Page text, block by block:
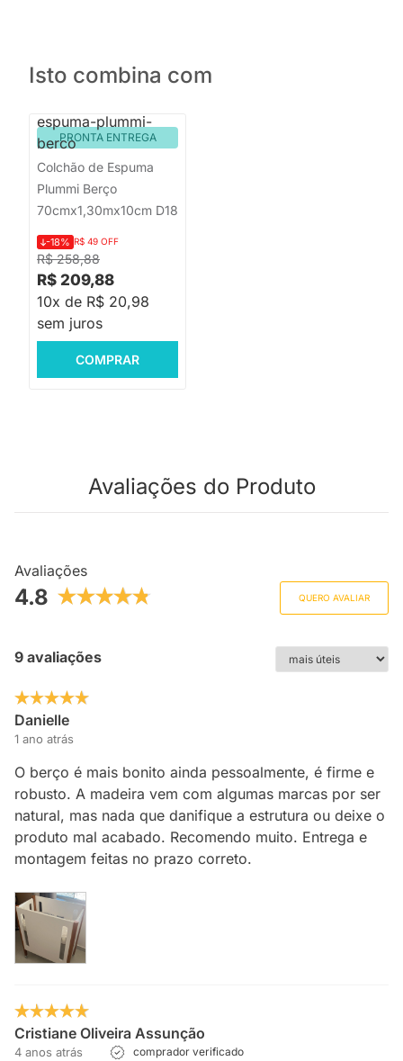
Isto combina com
PRONTA ENTREGA
Colchão de Espuma
Plummi Berço
70cmx1,30mx10cm D18
R$ 258,88
-18% R$ 49 OFF
R$ 209,88
10x de R$ 20,98
sem juros
COMPRAR
Avaliações do Produto
Avaliações
4.8 QUERO AVALIAR
9 avaliações
Danielle
1 ano atrás
O berço é mais bonito ainda pessoalmente, é firme e
robusto. A madeira vem com algumas marcas por ser
natural, mas nada que danifique a estrutura ou deixe o
produto mal acabado. Recomendo muito. Entrega e
montagem feitas no prazo correto.
Cristiane Oliveira Assunção
4 anos atrás comprador verificado